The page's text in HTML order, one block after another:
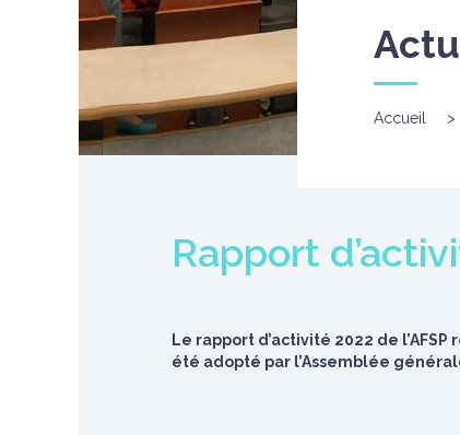
Accueil >
Rapport
Le rapport d’activité 2022 de
été adopté par l’Assemblée